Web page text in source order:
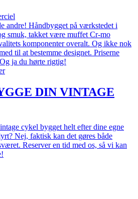
andre! Håndbygget på værkstedet i
smuk, takket være muffet Cr-mo
komponenter overalt. Og ikke nok
til at bestemme designet. Priserne
ja du hørte rigtig!
DIN VINTAGE
cykel bygget helt efter dine egne
Nej, faktisk kan det gøres både
Reserver en tid med os, så vi kan